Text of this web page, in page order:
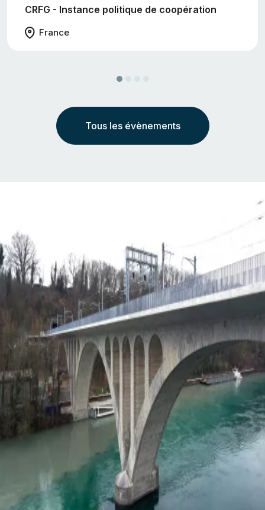
CRFG - Instance politique de coopération
France
Tous les évènements